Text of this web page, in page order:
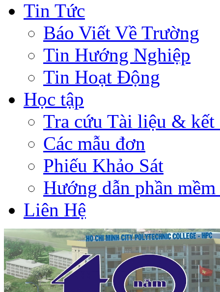
Tin Tức
Báo Viết Về Trường
Tin Hướng Nghiệp
Tin Hoạt Động
Học tập
Tra cứu Tài liệu & kết
Các mẫu đơn
Phiếu Khảo Sát
Hướng dẫn phần
Liên Hệ